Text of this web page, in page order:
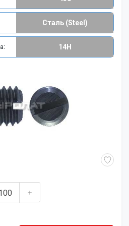
Сталь (Steel)
14H